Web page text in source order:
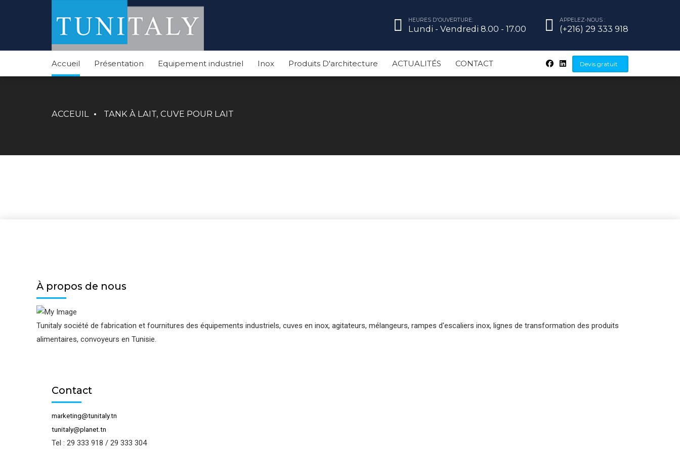
HEURES D'OUVERTURE:
Lundi - Vendredi 8.00 - 17.00
APPELEZ-NOUS :
(+216) 29 333 918
Devis gratuit
Accueil Présentation Equipement industriel Inox Produits D'architecture ACTUALITÉS CONTACT
ACCEUIL TANK À LAIT, CUVE POUR LAIT
À propos de nous
Tunitaly société de fabrication et fournitures des équipements industriels, cuves en inox, agitateurs, mélangeurs, rampes d'escaliers inox, lignes de transformation des produits
alimentaires, convoyeurs en Tunisie.
Contact
marketing@tunitaly.tn
tunitaly@planet.tn
Tel : 29 333 918 / 29 333 304